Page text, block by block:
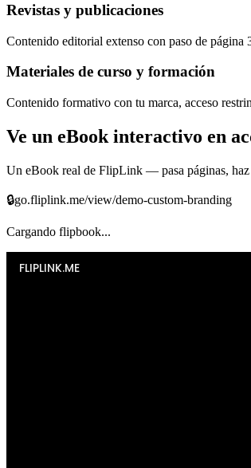
Revistas y publicaciones
Contenido editorial extenso con paso de
Materiales de curso y formación
Contenido formativo con tu marca, acceso
Ve un eBook interactivo en
Un eBook real de FlipLink — pasa páginas, haz
🔒go.fliplink.me/view/demo-custom-branding
Cargando flipbook...